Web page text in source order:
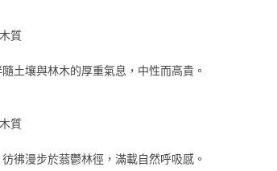
質
土壤與林木的厚重氣息，中性而高貴。
質
彿漫步於蓊鬱林徑，滿載自然呼吸感。